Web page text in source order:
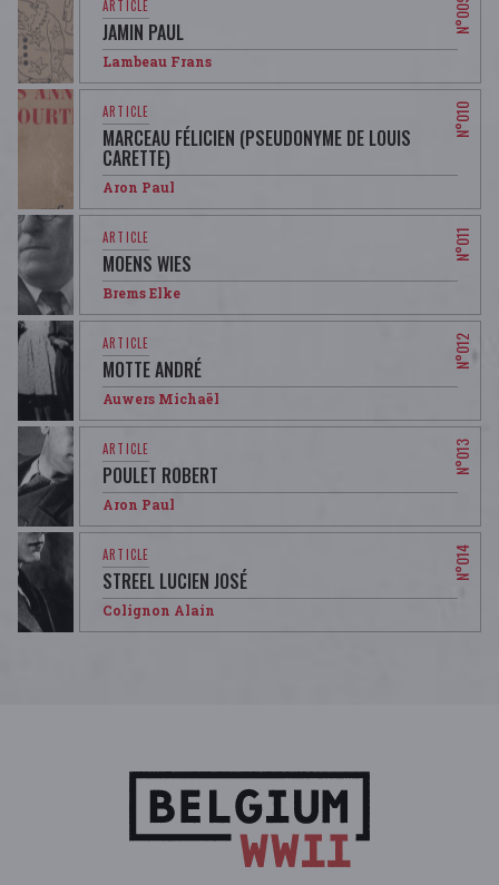
JAMIN PAUL
Lambeau Frans
MARCEAU FÉLICIEN (PSEUDONYME DE LOUIS
CARETTE)
Aron Paul
MOENS WIES
Brems Elke
MOTTE ANDRÉ
Auwers Michaël
POULET ROBERT
Aron Paul
STREEL LUCIEN JOSÉ
Colignon Alain